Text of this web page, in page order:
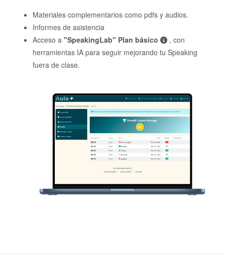
Materiales complementarios como pdfs y audios.
Informes de asistencia
Acceso a "SpeakingLab" Plan básico
, con
herramientas IA para seguir mejorando tu Speaking
fuera de clase.